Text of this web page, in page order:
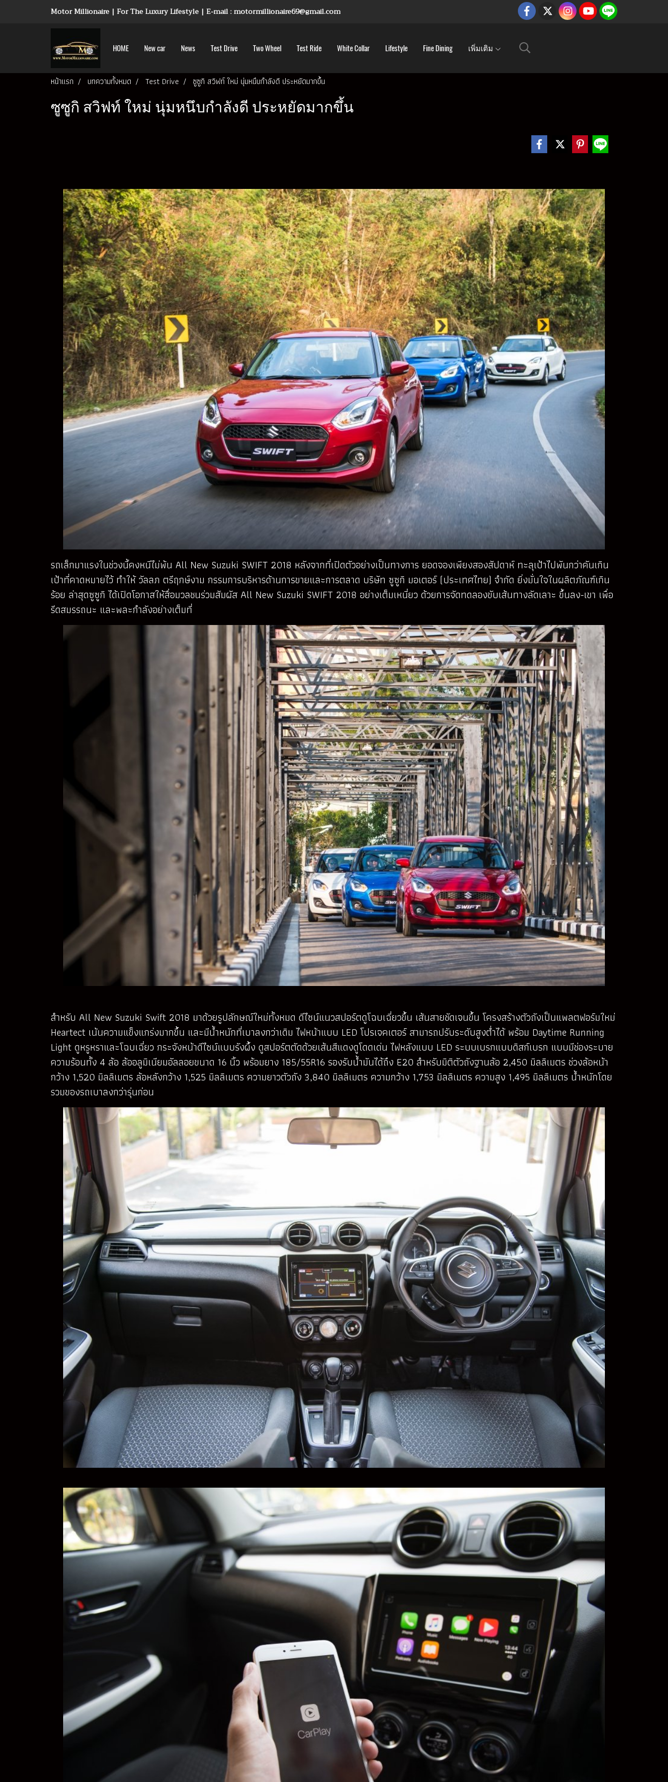
Motor Millionaire | For The Luxury Lifestyle | E-mail : motormillionaire69@gmail.com
HOME New car News Test Drive Two Wheel Test Ride White Collar Lifestyle Fine Dining เพิ่มเติม
หน้าแรก บทความทั้งหมด Test Drive ซูซูกิ สวิฟท์ ใหม่ นุ่มหนึบกำลังดี ประหยัดมากขึ้น
ซูซูกิ สวิฟท์ ใหม่ นุ่มหนึบกำลังดี ประหยัดมากขึ้น
รถเล็กมาแรงในช่วงนี้คงหนีไม่พ้น All New Suzuki SWIFT 2018 หลังจากที่เปิดตัวอย่างเป็นทางการ ยอดจองเพียงสองสัปดาห์ ทะลุเป้าไปพันกว่าคันเกิน
เป้าที่คาดหมายไว้ ทำให้ วัลลภ ตรีฤกษ์งาม กรรมการบริหารด้านการขายและการตลาด บริษัท ซูซูกิ มอเตอร์ (ประเทศไทย) จำกัด ยิ่งมั่นใจในผลิตภัณฑ์เกิน
ร้อย ล่าสุดซูซูกิ ได้เปิดโอกาสให้สื่อมวลชนร่วมสัมผัส All New Suzuki SWIFT 2018 อย่างเต็มเหนี่ยว ด้วยการจัดทดลองขับเส้นทางลัดเลาะ ขึ้นลง-เขา เพื่อ
รีดสมรรถนะ และพละกำลังอย่างเต็มที่
สำหรับ All New Suzuki Swift 2018 มาด้วยรูปลักษณ์ใหม่ทั้งหมด ดีไซน์แนวสปอร์ตดูโฉบเฉี่ยวขึ้น เส้นสายชัดเจนขึ้น โครงสร้างตัวถังเป็นแพลตฟอร์มใหม่
Heartect เน้นความแข็งแกร่งมากขึ้น และมีน้ำหนักที่เบาลงกว่าเดิม ไฟหน้าแบบ LED โปรเจคเตอร์ สามารถปรับระดับสูงต่ำได้ พร้อม Daytime Running
Light ดูหรูหราและโฉบเฉี่ยว กระจังหน้าดีไซน์แบบรังผึ้ง ดูสปอร์ตตัดด้วยเส้นสีแดงดูโดดเด่น ไฟหลังแบบ LED ระบบเบรกแบบดิสก์เบรก แบบมีช่องระบาย
ความร้อนทั้ง 4 ล้อ ล้ออลูมิเนียมอัลลอยขนาด 16 นิ้ว พร้อมยาง 185/55R16 รองรับน้ำมันได้ถึง E20 สำหรับมิติตัวถังฐานล้อ 2,450 มิลลิเมตร ช่วงล้อหน้า
กว้าง 1,520 มิลลิเมตร ล้อหลังกว้าง 1,525 มิลลิเมตร ความยาวตัวถัง 3,840 มิลลิเมตร ความกว้าง 1,753 มิลลิเมตร ความสูง 1,495 มิลลิเมตร น้ำหนักโดย
รวมของรถเบาลงกว่ารุ่นก่อน